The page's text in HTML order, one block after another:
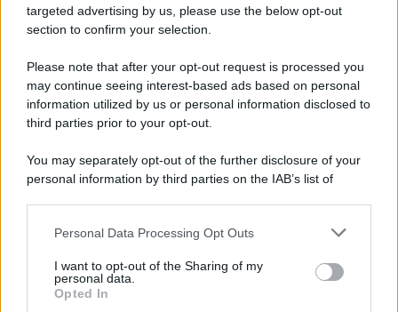
targeted advertising by us, please use the below opt-out
section to confirm your selection.
Please note that after your opt-out request is processed you
may continue seeing interest-based ads based on personal
information utilized by us or personal information disclosed to
third parties prior to your opt-out.
You may separately opt-out of the further disclosure of your
personal information by third parties on the IAB’s list of
This information may also be disclosed by us to third parties
disclose it to other third parties.
Personal Data Processing Opt Outs
I want to opt-out of the Sharing of my
personal data.
Opted In
© 2026 - Pianeta Design - P.IVA 04827280654 - Testata
Registrata Al Tribunale Di Nocera Inferiore N. 8/2020 - RG N.
ISCRIZIONE AL ROC N. 35792 – ISCRITTA ALL’ANSO
(ASSOCIAZIONE NAZIONALE STAMPA ONLINE)
PREFERENZE PRIVACY